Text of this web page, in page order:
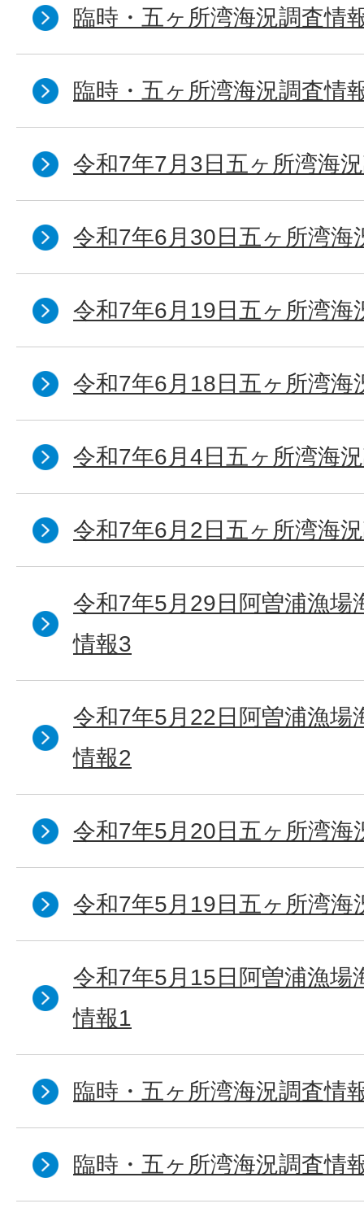
臨時・五ヶ所湾海況調査情
臨時・五ヶ所湾海況調査情
令和7年7月3日五ヶ所湾海
令和7年6月30日五ヶ所湾海
令和7年6月19日五ヶ所湾海
令和7年6月18日五ヶ所湾海
令和7年6月4日五ヶ所湾海
令和7年6月2日五ヶ所湾海
令和7年5月29日阿曽浦漁場
情報3
令和7年5月22日阿曽浦漁場
情報2
令和7年5月20日五ヶ所湾海
令和7年5月19日五ヶ所湾海
令和7年5月15日阿曽浦漁場
情報1
臨時・五ヶ所湾海況調査情
臨時・五ヶ所湾海況調査情